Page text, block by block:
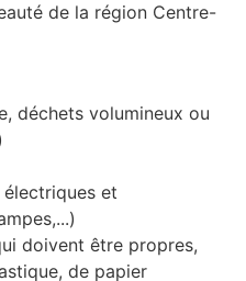
de la région Centre-
déchets volumineux ou
et
doivent être propres,
de papier